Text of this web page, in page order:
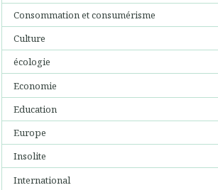
Consommation et consumérisme
Culture
écologie
Economie
Education
Europe
Insolite
International